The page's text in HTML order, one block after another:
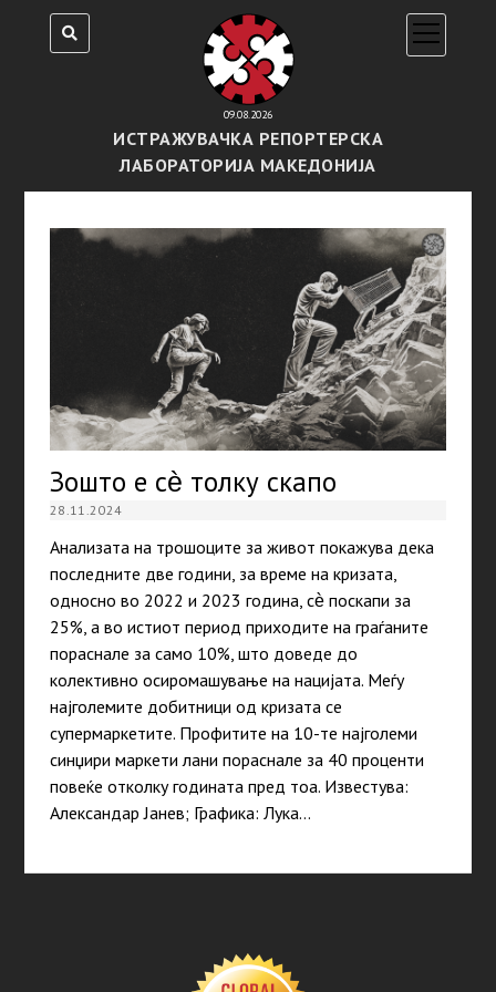
09.08.2026
ИСТРАЖУВАЧКА РЕПОРТЕРСКА
ЛАБОРАТОРИЈА МАКЕДОНИЈА
open
menu
Зошто е сѐ толку скапо
28.11.2024
Анализата на трошоците за живот покажува дека
последните две години, за време на кризата,
односно во 2022 и 2023 година, сѐ поскапи за
25%, а во истиот период приходите на граѓаните
пораснале за само 10%, што доведе до
колективно осиромашување на нацијата. Меѓу
најголемите добитници од кризата се
супермаркетите. Прoфитите на 10-те најголеми
синџири маркети лани пораснале за 40 проценти
повеќе отколку годината пред тоа. Известува:
Александар Јанев; Графика: Лука…